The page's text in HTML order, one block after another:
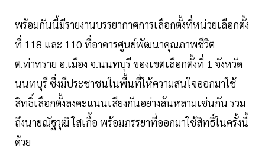
พร้อมกันนี้มีรายงานบรรยากาศการเลือกตั้งที่หน่วยเลือกตั้ง
ที่ 118 และ 110 ที่อาคารศูนย์พัฒนาคุณภาพชีวิต
ต.ท่าทราย อ.เมือง จ.นนทบุรี ของเขตเลือกตั้งที่ 1 จังหวัด
นนทบุรี ซึ่งมีประชาชนในพื้นที่ให้ความสนใจออกมาใช้
สิทธิ์เลือกตั้งลงคะแนนเสียงกันอย่างล้นหลามเช่นกัน รวม
ถึงนายณัฐวุฒิ ใสเกื้อ พร้อมภรรยาที่ออกมาใช้สิทธิ์ในครั้งนี้
ด้วย